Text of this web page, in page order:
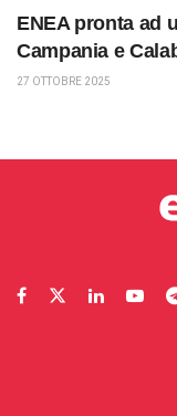
ENEA pronta ad
Campania e
27 OTTOBRE 2025